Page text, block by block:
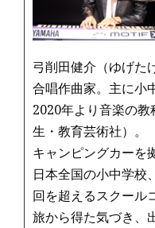
弓削田健介（ゆげた
合唱作曲家。主に小
2020年より音楽の
生・教育芸術社）。
キャンピングカーを
日本全国の小中学校
回を超えるスクール
旅から得た気づき、